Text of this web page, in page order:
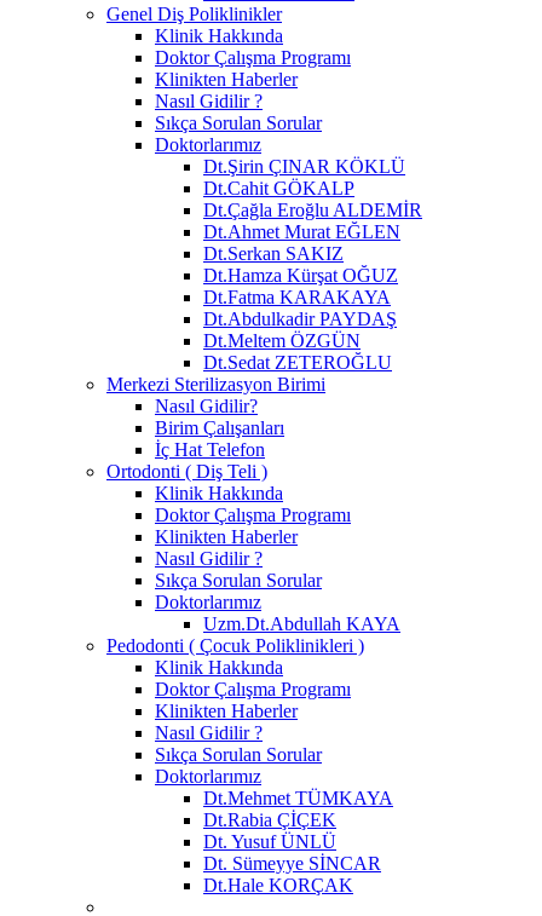
Genel Diş Poliklinikler
Klinik Hakkında
Doktor Çalışma Programı
Klinikten Haberler
Nasıl Gidilir ?
Sıkça Sorulan Sorular
Doktorlarımız
Dt.Şirin ÇINAR KÖKLÜ
Dt.Cahit GÖKALP
Dt.Çağla Eroğlu ALDEMİR
Dt.Ahmet Murat EĞLEN
Dt.Serkan SAKIZ
Dt.Hamza Kürşat OĞUZ
Dt.Fatma KARAKAYA
Dt.Abdulkadir PAYDAŞ
Dt.Meltem ÖZGÜN
Dt.Sedat ZETEROĞLU
Merkezi Sterilizasyon Birimi
Nasıl Gidilir?
Birim Çalışanları
İç Hat Telefon
Ortodonti ( Diş Teli )
Klinik Hakkında
Doktor Çalışma Programı
Klinikten Haberler
Nasıl Gidilir ?
Sıkça Sorulan Sorular
Doktorlarımız
Uzm.Dt.Abdullah KAYA
Pedodonti ( Çocuk Poliklinikleri )
Klinik Hakkında
Doktor Çalışma Programı
Klinikten Haberler
Nasıl Gidilir ?
Sıkça Sorulan Sorular
Doktorlarımız
Dt.Mehmet TÜMKAYA
Dt.Rabia ÇİÇEK
Dt. Yusuf ÜNLÜ
Dt. Sümeyye SİNCAR
Dt.Hale KORÇAK